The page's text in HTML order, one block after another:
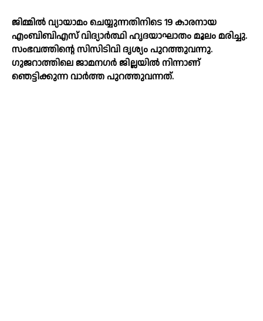
ജിമ്മില്‍ വ്യായാമം ചെയ്യുന്നതിനിടെ 19 കാരനായ
എംബിബിഎസ് വിദ്യാര്‍ത്ഥി ഹൃദയാഘാതം മൂലം മരിച്ചു.
സംഭവത്തിന്റെ സിസിടിവി ദൃശ്യം പുറത്തുവന്നു.
ഗുജറാത്തിലെ ജാമനഗര്‍ ജില്ലയില്‍ നിന്നാണ്
ഞെട്ടിക്കുന്ന വാര്‍ത്ത പുറത്തുവന്നത്.